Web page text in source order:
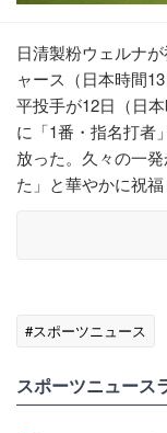
日清製粉ウェルナ
ャース（日本時間
平投手が12日（日
に「1番・指名打者
放った。久々の一
た」と華やかに祝福
#スポーツニュース
スポーツニュース